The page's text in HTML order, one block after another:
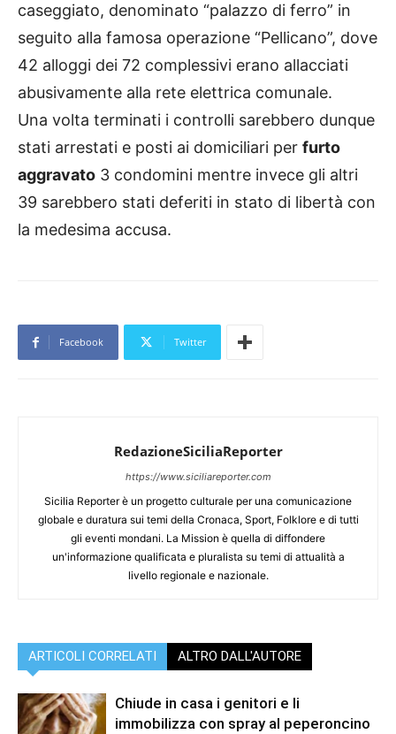
caseggiato, denominato “palazzo di ferro” in
seguito alla famosa operazione “Pellicano”, dove
42 alloggi dei 72 complessivi erano allacciati
abusivamente alla rete elettrica comunale.
Una volta terminati i controlli sarebbero dunque
stati arrestati e posti ai domiciliari per furto
aggravato 3 condomini mentre invece gli altri
39 sarebbero stati deferiti in stato di libertà con
la medesima accusa.
Facebook Twitter
RedazioneSiciliaReporter
https://www.siciliareporter.com
Sicilia Reporter è un progetto culturale per una comunicazione
globale e duratura sui temi della Cronaca, Sport, Folklore e di tutti
gli eventi mondani. La Mission è quella di diffondere
un'informazione qualificata e pluralista su temi di attualità a
livello regionale e nazionale.
ARTICOLI CORRELATI ALTRO DALL'AUTORE
Chiude in casa i genitori e li
immobilizza con spray al peperoncino